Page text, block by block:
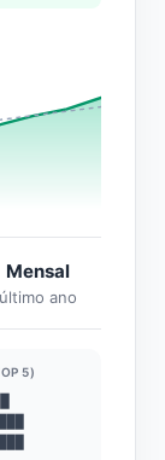
Mensal
último ano
5)